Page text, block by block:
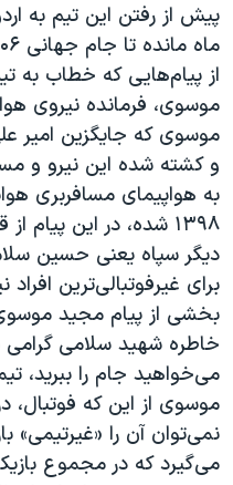
پیش از رفتن این تیم به
از پیام‌هایی که خطاب به
موسوی، فرمانده نیروی
موسوی که جایگزین امیر
و کشته شده این نیرو و
۱۳۹۸ شده، در این
دیگر سپاه یعنی حسین
برای غیرفوتبالی‌ترین
بخشی از پیام مجید
خاطره شهید سلامی گرامی
می‌خواهید جام را ببرید،
موسوی از این که
نمی‌توان آن را «غیرتیمی»
می‌‌گیرد که در مجموع